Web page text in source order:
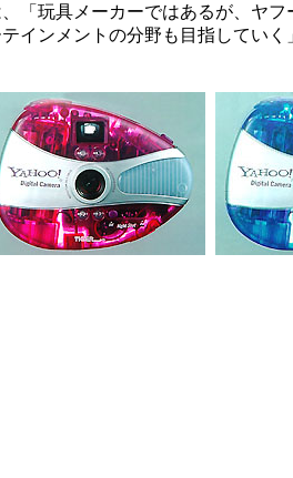
「玩具メーカーではあるが、ヤ
インメントの分野も目指していく